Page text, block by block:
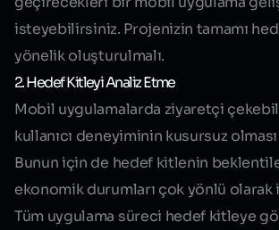
isteyebilirsiniz. Projenizin tamamı
yönelik oluşturulmalı.
2. Hedef Kitleyi Analiz Etme
Mobil uygulamalarda ziyaretçi
kullanıcı deneyiminin kusursuz
Bunun için de hedef kitlenin
ekonomik durumları çok yönlü
Tüm uygulama süreci hedef kitleye